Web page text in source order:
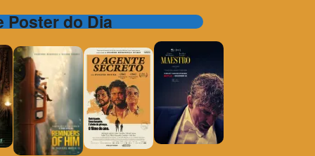
Poster do Dia